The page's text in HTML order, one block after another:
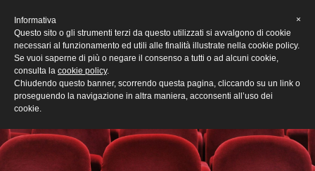
[Eng] ×
Informativa
Questo sito o gli strumenti terzi da questo utilizzati si avvalgono di cookie
necessari al funzionamento ed utili alle finalità illustrate nella cookie policy.
Se vuoi saperne di più o negare il consenso a tutti o ad alcuni cookie,
consulta la cookie policy.
Chiudendo questo banner, scorrendo questa pagina, cliccando su un link o
proseguendo la navigazione in altra maniera, acconsenti all’uso dei
cookie.